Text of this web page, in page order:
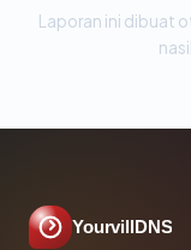
Laporan ini dibuat
YourvillDNS